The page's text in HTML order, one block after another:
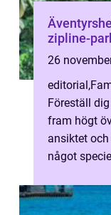
zipline-
26
editorial,
Föreställ
fram högt
ansiktet
något